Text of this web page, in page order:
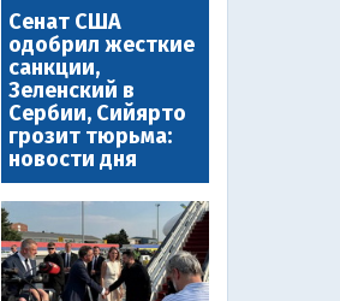
Сенат США
одобрил жесткие
санкции,
Зеленский в
Сербии, Сийярто
грозит тюрьма:
новости дня